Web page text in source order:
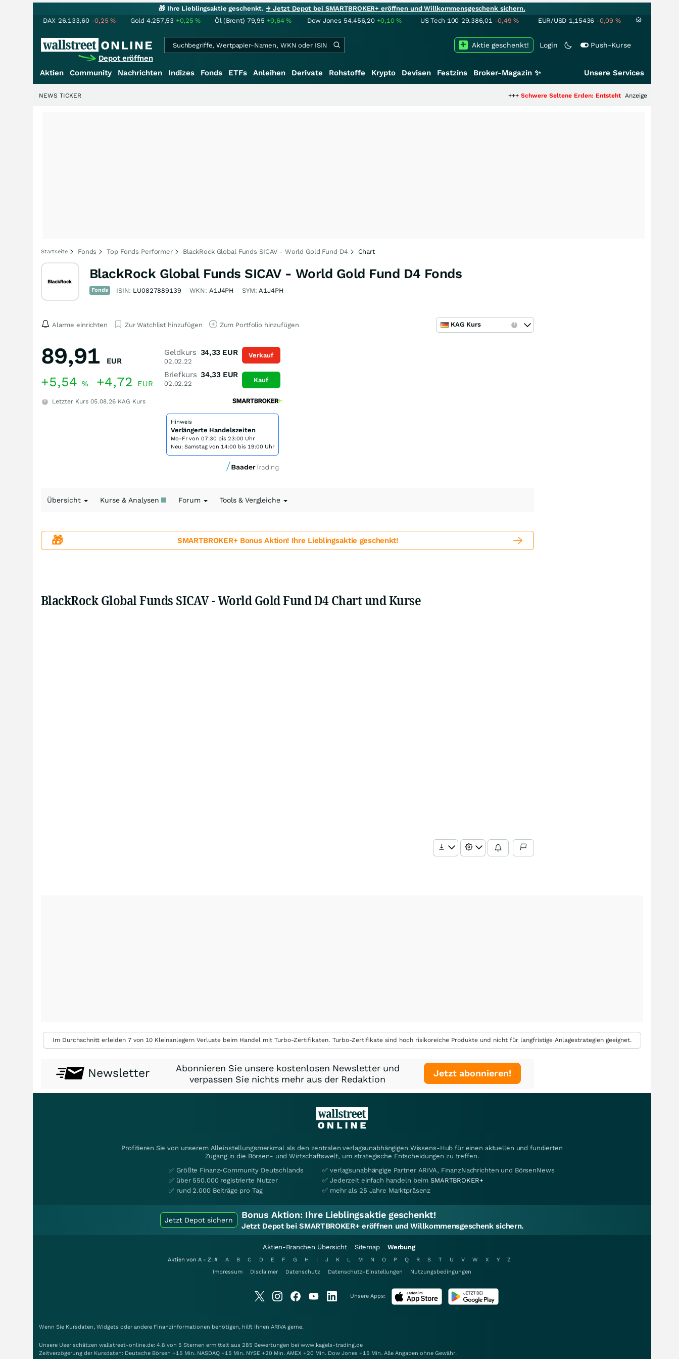
🎁 Ihre Lieblingsaktie geschenkt.→ Jetzt Depot bei SMARTBROKER+ eröffnen und Willkommensgeschenk sichern.
DAX 26.133,60 -0,25% Gold 4.257,53 +0,25% Öl (Brent) 79,95 +0,64% Dow Jones 54.456,20 +0,10% US Tech 100 29.386,01 -0,49% EUR/USD 1,15436 -0,09 %
Depot eröffnen
Login Push-Kurse
Aktie geschenkt!
Aktien Community Nachrichten Indizes Fonds ETFs Anleihen Derivate Rohstoffe Krypto Devisen Festzins Broker-Magazin ✨ Unsere Services
Schwere Seltene Erden: Entsteht hier die nächste
Anzeige
NEWS TICKER
Startseite Fonds Top Fonds Performer BlackRock Global Funds SICAV - World Gold Fund D4 Chart
BlackRock Global Funds SICAV - World Gold Fund D4 Fonds
Fonds ISIN: LU0827889139 WKN: A1J4PH SYM:A1J4PH
Alarme einrichten Zur Watchlist hinzufügen Zum Portfolio hinzufügen KAG Kurs
89,91 EUR
+5,54 % +4,72 EUR
Letzter Kurs 05.08.26 KAG Kurs
Geldkurs
02.02.22
34,33 EUR
Briefkurs
02.02.22
34,33 EUR
Verkauf
Kauf
Hinweis
Verlängerte Handelszeiten
Mo-Fr von 07:30 bis 23:00 Uhr
Neu: Samstag von 14:00 bis 19:00 Uhr
Übersicht Kurse & Analysen Forum Tools & Vergleiche
🎁 SMARTBROKER+ Bonus Aktion! Ihre Lieblingsaktie geschenkt!
BlackRock Global Funds SICAV - World Gold Fund D4 Chart und Kurse
Im Durchschnitt erleiden 7 von 10 Kleinanlegern Verluste beim Handel mit Turbo-Zertifikaten. Turbo-Zertifikate sind hoch risikoreiche Produkte und nicht für langfristige Anlagestrategien geeignet.
Newsletter
Abonnieren Sie unsere kostenlosen Newsletter und
verpassen Sie nichts mehr aus der Redaktion
Jetzt abonnieren!
Profitieren Sie von unserem Alleinstellungsmerkmal als den zentralen verlagsunabhängigen Wissens-Hub für einen aktuellen und fundierten
Zugang in die Börsen- und Wirtschaftswelt, um strategische Entscheidungen zu treffen.
✅ Größte Finanz-Community Deutschlands
✅ über 550.000 registrierte Nutzer
✅ rund 2.000 Beiträge pro Tag
✅ verlagsunabhängige Partner ARIVA, FinanzNachrichten und BörsenNews
✅ Jederzeit einfach handeln beimSMARTBROKER+
✅ mehr als 25 Jahre Marktpräsenz
Jetzt Depot sichern Bonus Aktion: Ihre Lieblingsaktie geschenkt!
Jetzt Depot bei SMARTBROKER+ eröffnen und Willkommensgeschenk sichern.
Aktien-Branchen Übersicht Sitemap Werbung
Aktien von A - Z: # A B C D E F G H I J K L M N O P Q R S T U V W X Y
Z
Impressum
Disclaimer Datenschutz Datenschutz-Einstellungen Nutzungsbedingungen
Unsere Apps:
Wenn Sie Kursdaten, Widgets oder andere Finanzinformationen benötigen, hilft Ihnen ARIVA gerne.
Unsere User schätzen wallstreet-online.de: 4.8 von 5 Sternen ermittelt aus 285 Bewertungen bei www.kagels-trading.de
Zeitverzögerung der Kursdaten: Deutsche Börsen +15 Min. NASDAQ +15 Min. NYSE +20 Min. AMEX +20 Min. Dow Jones +15 Min. Alle Angaben ohne Gewähr.